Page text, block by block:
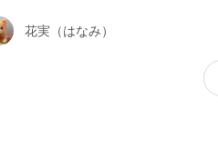
花実（はなみ）